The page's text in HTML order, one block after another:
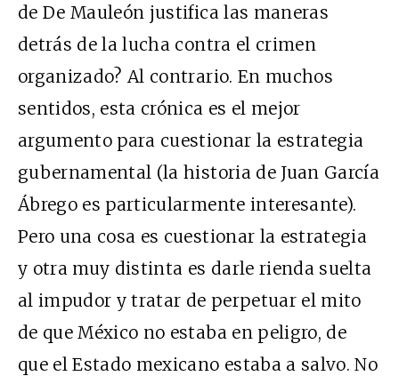
de De Mauleón justifica las maneras
detrás de la lucha contra el crimen
organizado? Al contrario. En muchos
sentidos, esta crónica es el mejor
argumento para cuestionar la estrategia
gubernamental (la historia de Juan García
Ábrego es particularmente interesante).
Pero una cosa es cuestionar la estrategia
y otra muy distinta es darle rienda suelta
al impudor y tratar de perpetuar el mito
de que México no estaba en peligro, de
que el Estado mexicano estaba a salvo. No